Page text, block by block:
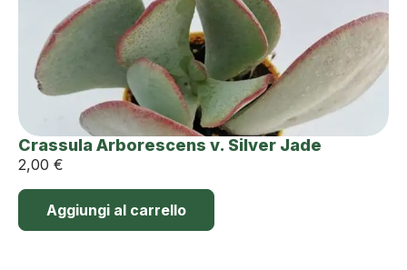
Crassula Arborescens v. Silver Jade
2,00 €
Aggiungi al carrello